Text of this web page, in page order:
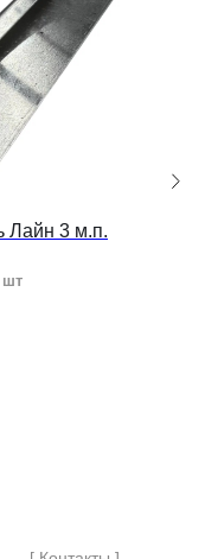
Лайн 3 м.п.
шт